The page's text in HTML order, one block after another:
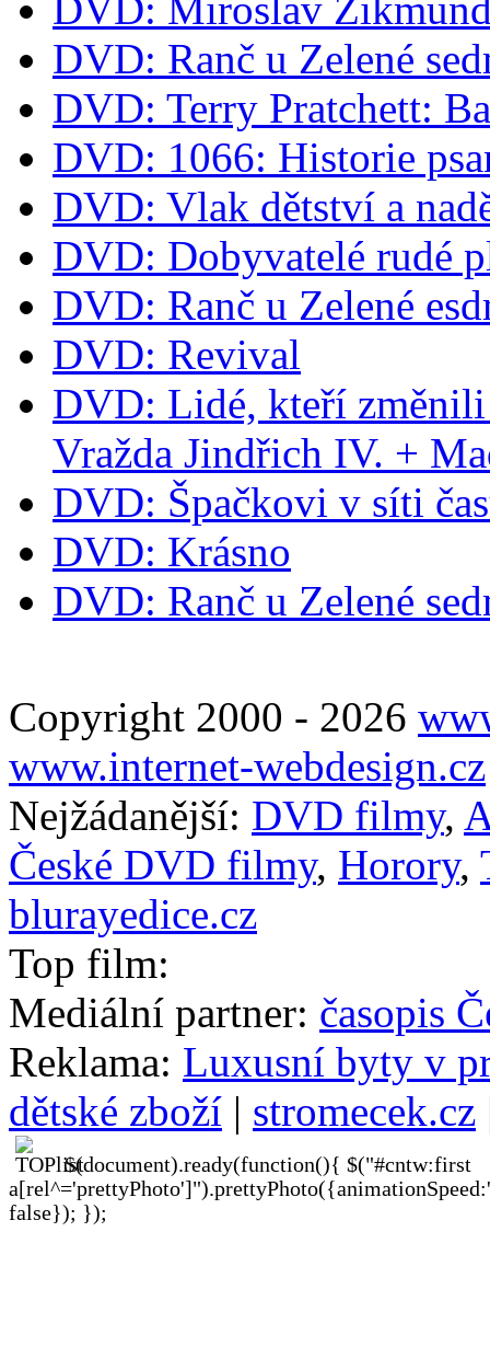
DVD: Ranč u Zelené
DVD: Terry Pratchett:
DVD: 1066: Historie
DVD: Vlak dětství a
DVD: Dobyvatelé rudé
DVD: Ranč u Zelené
DVD: Revival
DVD: Lidé, kteří
Vražda Jindřich IV. +
DVD: Špačkovi v síti
DVD: Krásno
DVD: Ranč u Zelené
Copyright 2000 - 2026
www.internet-webdesign.cz
Nejžádanější: DVD filmy,
České DVD filmy, Horory,
blurayedice.cz
Top film:
Mediální partner: časopis
Reklama: Luxusní byty v
dětské zboží | stromecek.cz
$(document).ready(function(){ $("#cntw:first
false}); });